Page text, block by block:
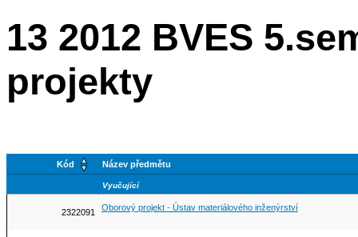
13 2012 BVES
projekty
Kód Název předmětu
Vyučující
2322091 Oborový projekt - Ústav materiálového inženýrství